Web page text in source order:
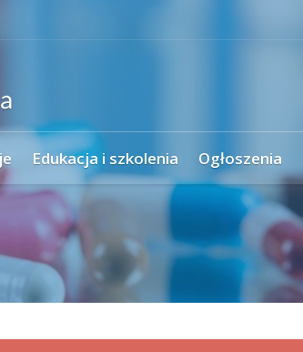
Edukacja i szkolenia Ogłoszenia